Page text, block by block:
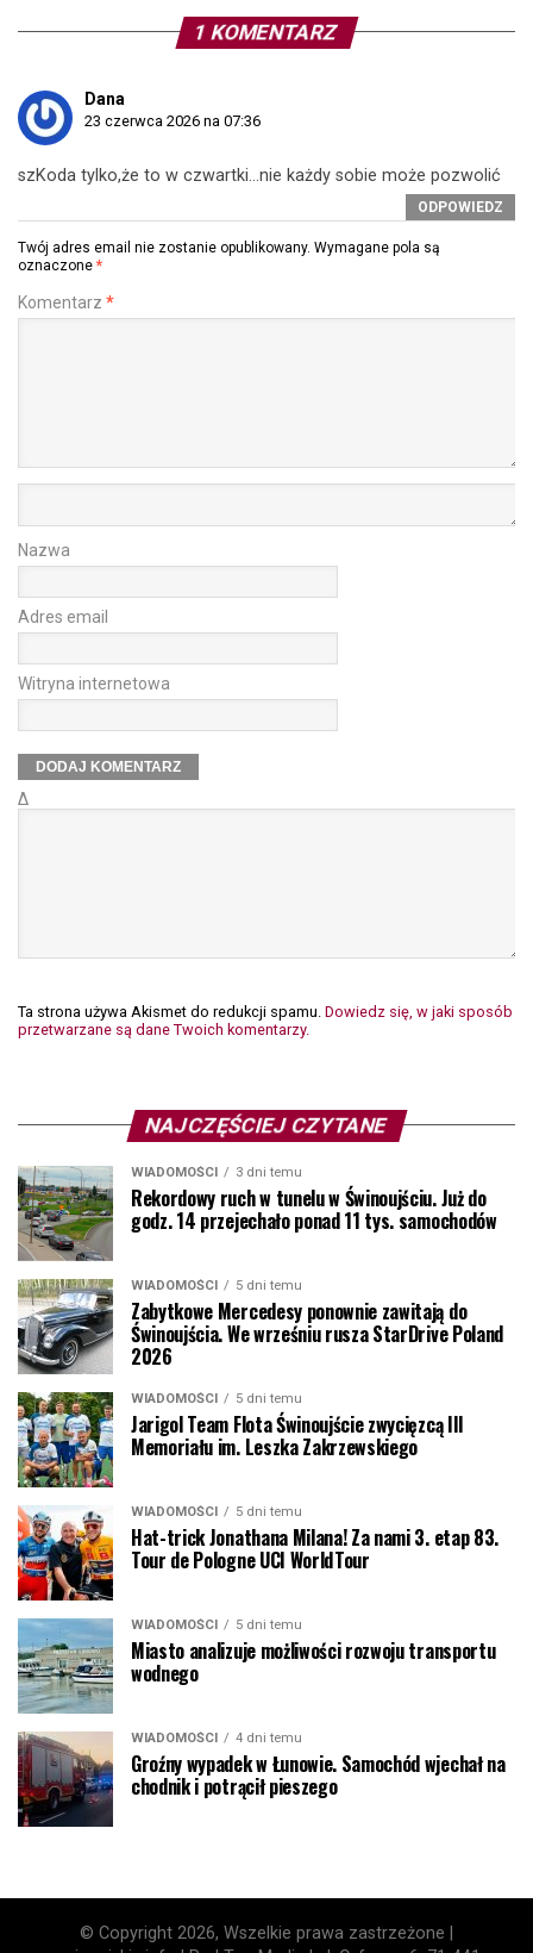
1 KOMENTARZ
Dana
23 czerwca 2026 na 07:36
szKoda tylko,że to w czwartki…nie każdy sobie może pozwolić
ODPOWIEDZ
Twój adres email nie zostanie opublikowany. Wymagane pola są
oznaczone *
Komentarz *
Nazwa
Adres email
Witryna internetowa
Δ
Ta strona używa Akismet do redukcji spamu. Dowiedz się, w jaki sposób
przetwarzane są dane Twoich komentarzy.
NAJCZĘŚCIEJ CZYTANE
WIADOMOŚCI 3 dni temu
Rekordowy ruch w tunelu w Świnoujściu. Już do
godz. 14 przejechało ponad 11 tys. samochodów
WIADOMOŚCI 5 dni temu
Zabytkowe Mercedesy ponownie zawitają do
Świnoujścia. We wrześniu rusza StarDrive Poland
2026
WIADOMOŚCI 5 dni temu
Jarigol Team Flota Świnoujście zwycięzcą III
Memoriału im. Leszka Zakrzewskiego
WIADOMOŚCI 5 dni temu
Hat-trick Jonathana Milana! Za nami 3. etap 83.
Tour de Pologne UCI WorldTour
WIADOMOŚCI 5 dni temu
Miasto analizuje możliwości rozwoju transportu
wodnego
WIADOMOŚCI 4 dni temu
Groźny wypadek w Łunowie. Samochód wjechał na
chodnik i potrącił pieszego
© Copyright 2026, Wszelkie prawa zastrzeżone |